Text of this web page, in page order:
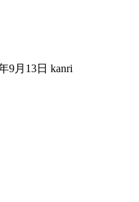
9月13日 kanri